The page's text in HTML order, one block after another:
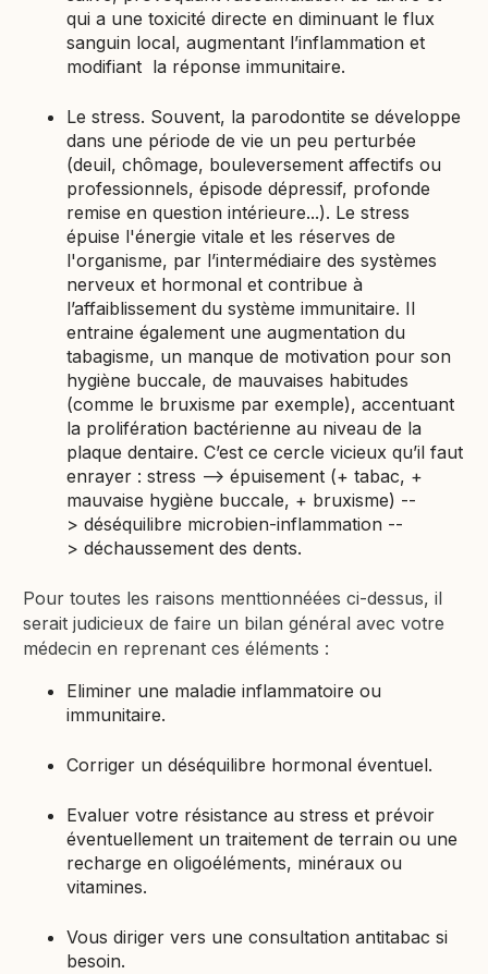
qui a une toxicité directe en diminuant le flux
sanguin local, augmentant l’inflammation et
modifiant la réponse immunitaire.
Le stress. Souvent, la parodontite se développe
dans une période de vie un peu perturbée
(deuil, chômage, bouleversement affectifs ou
professionnels, épisode dépressif, profonde
remise en question intérieure...). Le stress
épuise l'énergie vitale et les réserves de
l'organisme, par l’intermédiaire des systèmes
nerveux et hormonal et contribue à
l’affaiblissement du système immunitaire. Il
entraine également une augmentation du
tabagisme, un manque de motivation pour son
hygiène buccale, de mauvaises habitudes
(comme le bruxisme par exemple), accentuant
la prolifération bactérienne au niveau de la
plaque dentaire. C’est ce cercle vicieux qu’il faut
enrayer : stress --> épuisement (+ tabac, +
mauvaise hygiène buccale, + bruxisme) --
> déséquilibre microbien-inflammation --
> déchaussement des dents.
Pour toutes les raisons menttionnéées ci-dessus, il
serait judicieux de faire un bilan général avec votre
médecin en reprenant ces éléments :
Eliminer une maladie inflammatoire ou
immunitaire.
Corriger un déséquilibre hormonal éventuel.
Evaluer votre résistance au stress et prévoir
éventuellement un traitement de terrain ou une
recharge en oligoéléments, minéraux ou
vitamines.
Vous diriger vers une consultation antitabac si
besoin.